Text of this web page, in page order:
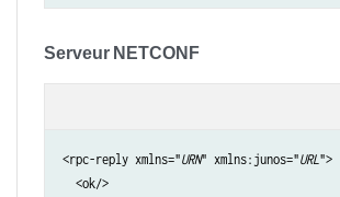
Serveur NETCONF
<rpc-reply xmlns="URN" xmlns:junos="URL ">
  <ok/>